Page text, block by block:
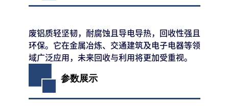
废铝质轻坚韧，耐腐蚀且导电导热，回收性强且
环保。它在金属冶炼、交通建筑及电子电器等领
域广泛应用，未来回收与利用将更加受重视。
参数展示